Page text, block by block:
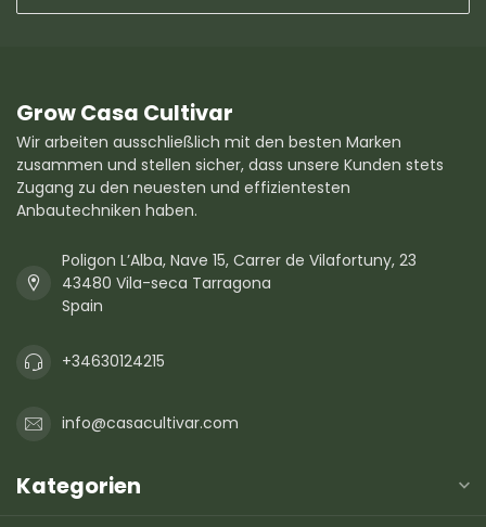
Grow Casa Cultivar
Wir arbeiten ausschließlich mit den besten Marken
zusammen und stellen sicher, dass unsere Kunden stets
Zugang zu den neuesten und effizientesten
Anbautechniken haben.
Poligon L’Alba, Nave 15, Carrer de Vilafortuny, 23
43480 Vila-seca Tarragona
Spain
+34630124215
info@casacultivar.com
Kategorien